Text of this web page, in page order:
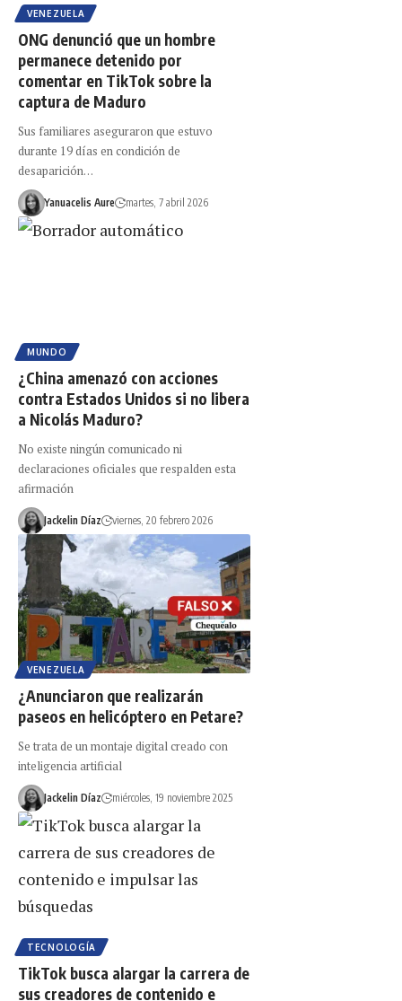
VENEZUELA
ONG denunció que un hombre
permanece detenido por
comentar en TikTok sobre la
captura de Maduro
Sus familiares aseguraron que estuvo
durante 19 días en condición de
desaparición…
Yanuacelis Aure martes, 7 abril 2026
MUNDO
¿China amenazó con acciones
contra Estados Unidos si no libera
a Nicolás Maduro?
No existe ningún comunicado ni
declaraciones oficiales que respalden esta
afirmación
Jackelin Díaz viernes, 20 febrero 2026
VENEZUELA
¿Anunciaron que realizarán
paseos en helicóptero en Petare?
Se trata de un montaje digital creado con
inteligencia artificial
Jackelin Díaz miércoles, 19 noviembre 2025
TECNOLOGÍA
TikTok busca alargar la carrera de
sus creadores de contenido e